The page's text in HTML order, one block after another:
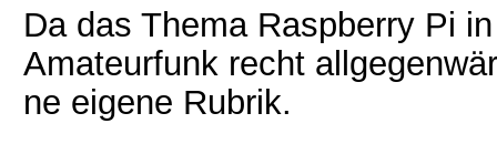
Da das Thema Raspberry Pi
Amateurfunk recht
ne eigene Rubrik.